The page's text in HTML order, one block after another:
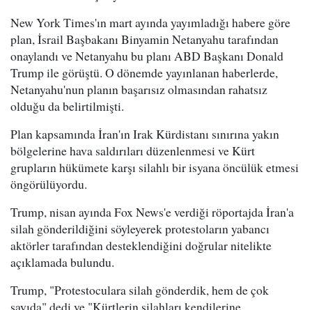
New York Times'ın mart ayında yayımladığı habere göre
plan, İsrail Başbakanı Binyamin Netanyahu tarafından
onaylandı ve Netanyahu bu planı ABD Başkanı Donald
Trump ile görüştü. O dönemde yayınlanan haberlerde,
Netanyahu'nun planın başarısız olmasından rahatsız
olduğu da belirtilmişti.
Plan kapsamında İran'ın Irak Kürdistanı sınırına yakın
bölgelerine hava saldırıları düzenlenmesi ve Kürt
grupların hükümete karşı silahlı bir isyana öncülük etmesi
öngörülüyordu.
Trump, nisan ayında Fox News'e verdiği röportajda İran'a
silah gönderildiğini söyleyerek protestoların yabancı
aktörler tarafından desteklendiğini doğrular nitelikte
açıklamada bulundu.
Trump, "Protestoculara silah gönderdik, hem de çok